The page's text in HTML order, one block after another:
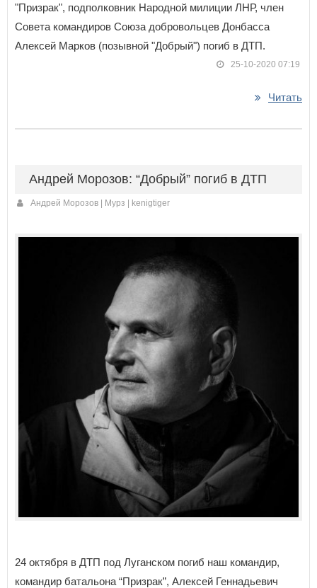
"Призрак", подполковник Народной милиции ЛНР, член
Совета командиров Союза добровольцев Донбасса
Алексей Марков (позывной "Добрый") погиб в ДТП.
25-10-2020 07:19
Читать
Андрей Морозов: “Добрый” погиб в ДТП
Андрей Морозов | Мурз | kenigtiger
24 октября в ДТП под Луганском погиб наш командир,
командир батальона “Призрак”, Алексей Геннадьевич